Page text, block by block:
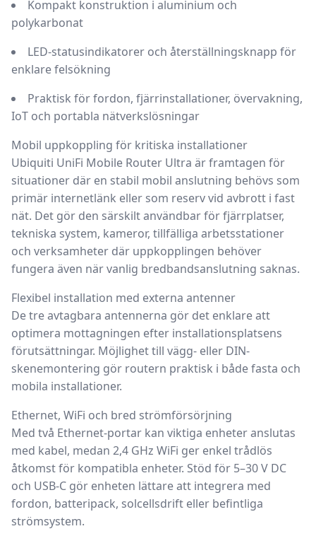
Kompakt konstruktion i aluminium och
polykarbonat
LED-statusindikatorer och återställningsknapp för
enklare felsökning
Praktisk för fordon, fjärrinstallationer, övervakning,
IoT och portabla nätverkslösningar
Mobil uppkoppling för kritiska installationer
Ubiquiti UniFi Mobile Router Ultra är framtagen för
situationer där en stabil mobil anslutning behövs som
primär internetlänk eller som reserv vid avbrott i fast
nät. Det gör den särskilt användbar för fjärrplatser,
tekniska system, kameror, tillfälliga arbetsstationer
och verksamheter där uppkopplingen behöver
fungera även när vanlig bredbandsanslutning saknas.
Flexibel installation med externa antenner
De tre avtagbara antennerna gör det enklare att
optimera mottagningen efter installationsplatsens
förutsättningar. Möjlighet till vägg- eller DIN-
skenemontering gör routern praktisk i både fasta och
mobila installationer.
Ethernet, WiFi och bred strömförsörjning
Med två Ethernet-portar kan viktiga enheter anslutas
med kabel, medan 2,4 GHz WiFi ger enkel trådlös
åtkomst för kompatibla enheter. Stöd för 5–30 V DC
och USB-C gör enheten lättare att integrera med
fordon, batteripack, solcellsdrift eller befintliga
strömsystem.